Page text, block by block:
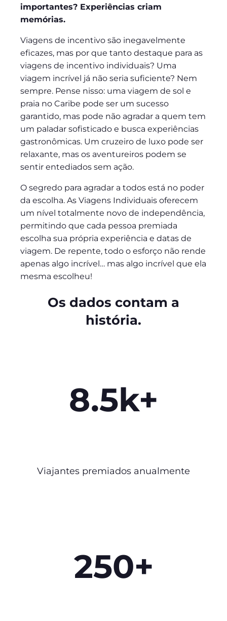
importantes? Experiências criam
memórias.
Viagens de incentivo são inegavelmente
eficazes, mas por que tanto destaque para as
viagens de incentivo individuais? Uma
viagem incrível já não seria suficiente? Nem
sempre. Pense nisso: uma viagem de sol e
praia no Caribe pode ser um sucesso
garantido, mas pode não agradar a quem tem
um paladar sofisticado e busca experiências
gastronômicas. Um cruzeiro de luxo pode ser
relaxante, mas os aventureiros podem se
sentir entediados sem ação.
O segredo para agradar a todos está no poder
da escolha. As Viagens Individuais oferecem
um nível totalmente novo de independência,
permitindo que cada pessoa premiada
escolha sua própria experiência e datas de
viagem. De repente, todo o esforço não rende
apenas algo incrível… mas algo incrível que ela
mesma escolheu!
Os dados contam a
história.
8.5k+
Viajantes premiados anualmente
250+